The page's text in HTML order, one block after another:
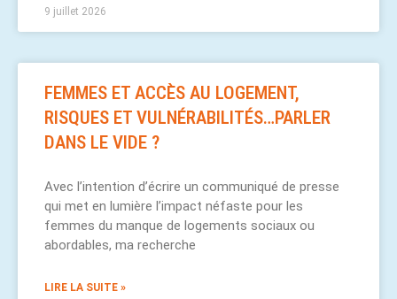
9 juillet 2026
FEMMES ET ACCÈS AU LOGEMENT,
RISQUES ET VULNÉRABILITÉS…PARLER
DANS LE VIDE ?
Avec l’intention d’écrire un communiqué de presse
qui met en lumière l’impact néfaste pour les
femmes du manque de logements sociaux ou
abordables, ma recherche
LIRE LA SUITE »